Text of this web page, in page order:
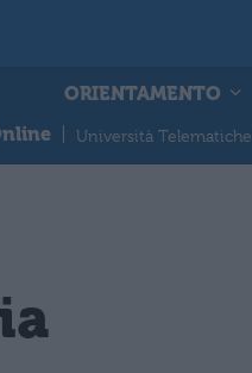
ORIENTAMENTO
Università Telematiche